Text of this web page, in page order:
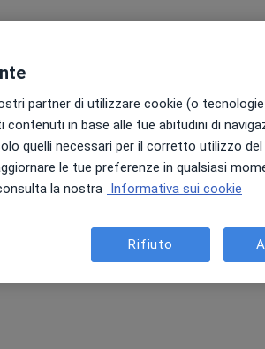
Ago
Domani
8 Ago
Dom,
9 Ago
Lun,
10 Ago
di attivare le prenotazioni
partner di utilizzare cookie (o
in base alle tue abitudini di
quelli necessari per il corretto utilizzo
le tue preferenze in qualsiasi
la nostra Informativa sui cookie
Rifiuto